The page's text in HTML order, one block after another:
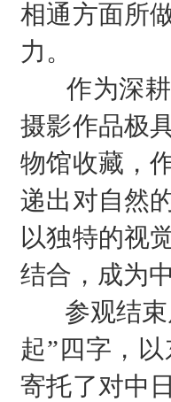
相通方面所
力。
作为深耕
摄影作品极
物馆收藏，
递出对自然
以独特的视
结合，成为
参观结束
起”四字，
寄托了对中